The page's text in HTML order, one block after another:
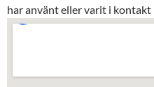
har använt eller varit i